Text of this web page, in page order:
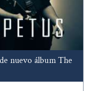
nuevo álbum The